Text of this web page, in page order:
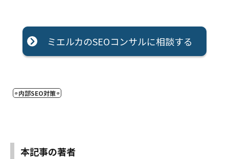
ミエルカのSEOコンサルに相談する
内部SEO対策
本記事の著者